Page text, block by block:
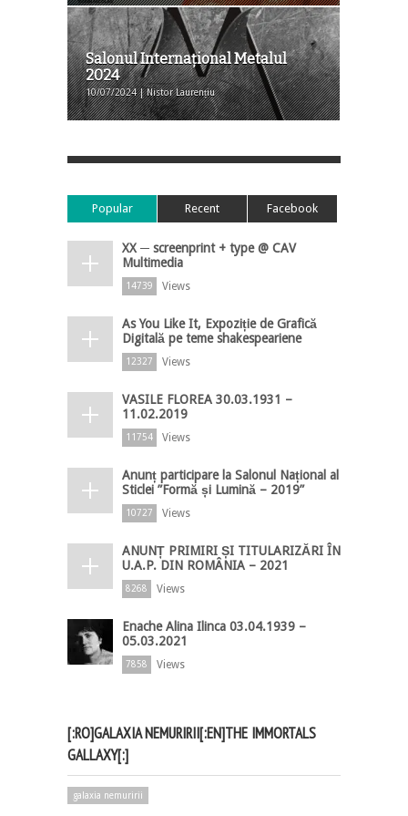
Salonul Internațional Metalul
2024
10/07/2024 | Nistor Laurențiu
Popular Recent Facebook
XX ─ screenprint + type @ CAV
Multimedia
14739 Views
As You Like It, Expoziție de Grafică
Digitală pe teme shakespeariene
12327 Views
VASILE FLOREA 30.03.1931 –
11.02.2019
11754 Views
Anunț participare la Salonul Național al
Sticlei ”Formă și Lumină – 2019”
10727 Views
ANUNȚ PRIMIRI ȘI TITULARIZĂRI ÎN
U.A.P. DIN ROMÂNIA – 2021
8268 Views
Enache Alina Ilinca 03.04.1939 –
05.03.2021
7858 Views
[:RO]GALAXIA NEMURIRII[:EN]THE IMMORTALS
GALLAXY[:]
galaxia nemuririi